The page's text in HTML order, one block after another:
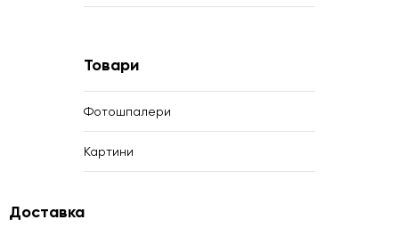
Товари
Фотошпалери
Картини
Доставка